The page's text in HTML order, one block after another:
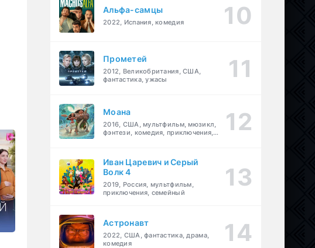
Альфа-самцы
2022, Испания, комедия
Прометей
2012, Великобритания, США,
фантастика, ужасы
Моана
2016, США, мультфильм, мюзикл,
фэнтези, комедия, приключения,
Иван Царевич и Серый
Волк 4
2019, Россия, мультфильм,
приключения, семейный
Астронавт
2022, США, фантастика, драма,
комедия